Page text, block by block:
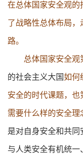
在总体国家安全观的
了战略性总体布局
路。
总体国家安全观
的社会主义大国如何
安全的时代课题，也
需要什么样的安全理
是对自身安全和共
与人类安全有机统